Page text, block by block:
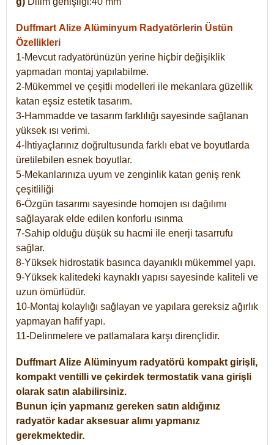
Duffmart Alize Alüminyum Radyatörlerin Üstün
Özellikleri
1-Mevcut radyatörünüzün yerine hiçbir değişiklik
yapmadan montaj yapılabilme.
2-Mükemmel ve çeşitli modelleri ile mekanlara güzellik
katan eşsiz estetik tasarım.
3-Hammadde ve tasarım farklılığı sayesinde sağlanan
yüksek ısı verimi.
4-İhtiyaçlarınız doğrultusunda farklı ebat ve boyutlarda
üretilebilen esnek boyutlar.
5-Mekanlarınıza uyum ve zenginlik katan geniş renk
çeşitliliği
6-Özgün tasarımı sayesinde homojen ısı dağılımı
sağlayarak elde edilen konforlu ısınma
7-Sahip olduğu düşük su hacmi ile enerji tasarrufu
sağlar.
8-Yüksek hidrostatik basınca dayanıklı mükemmel yapı.
9-Yüksek kalitedeki kaynaklı yapısı sayesinde kaliteli ve
uzun ömürlüdür.
10-Montaj kolaylığı sağlayan ve yapılara gereksiz ağırlık
yapmayan hafif yapı.
11-Delinmelere ve patlamalara karşı dirençlidir.
Duffmart Alize Alüminyum radyatörü kompakt girişli,
kompakt ventilli ve çekirdek termostatik vana girişli
olarak satın alabilirsiniz.
Bunun için yapmanız gereken satın aldığınız
radyatör kadar aksesuar alımı yapmanız
gerekmektedir.